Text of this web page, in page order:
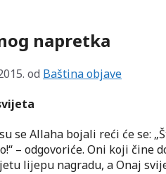
napretka
od Baština objave
se Allaha bojali reći će se:
– odgovoriće. Oni koji čine
lijepu nagradu, a Onaj